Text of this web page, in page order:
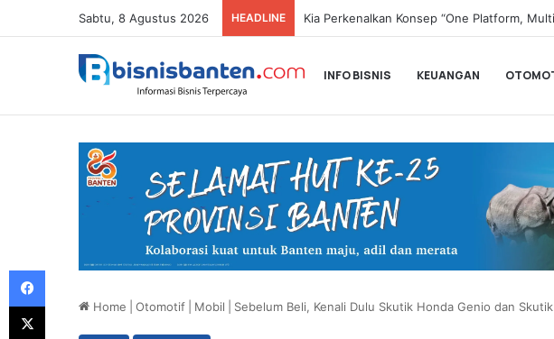
Sabtu, 8 Agustus 2026 HEADLINE
INFO BISNIS KEUANGAN
Home Otomotif Mobil Sebelum Beli, Kenali Dulu Skutik Honda Genio dan
Facebook